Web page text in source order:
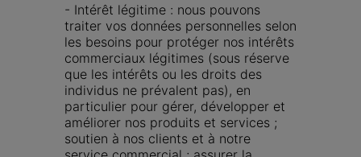
- Intérêt légitime : nous pouvons
traiter vos données personnelles selon
les besoins pour protéger nos intérêts
commerciaux légitimes (sous réserve
que les intérêts ou les droits des
individus ne prévalent pas), en
particulier pour gérer, développer et
améliorer nos produits et services ;
soutien à nos clients et à notre